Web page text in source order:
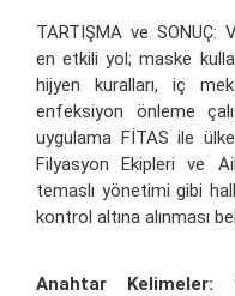
TARTIŞMA ve SONUÇ:
en etkili yol; maske
hijyen kuralları, iç
enfeksiyon önleme
uygulama FİTAS ile
Filyasyon Ekipleri ve
temaslı yönetimi gibi
kontrol altına alınması
Anahtar Kelimeler: